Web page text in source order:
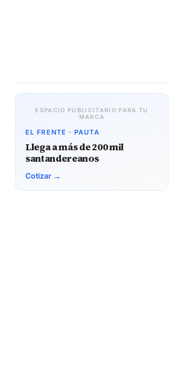
ESPACIO PUBLICITARIO PARA TU
MARCA
EL FRENTE · PAUTA
Llega a más de 200 mil
santandereanos
Cotizar →